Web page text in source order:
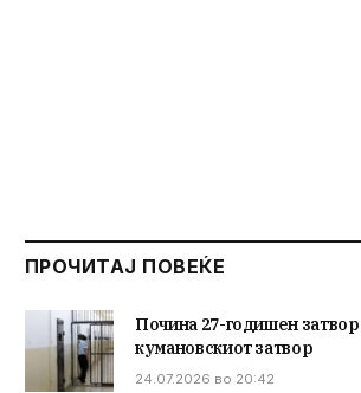
ПРОЧИТАЈ ПОВЕЌЕ
Почина 27-годишен
кумановскиот затвор
24.07.2026 во 20:42